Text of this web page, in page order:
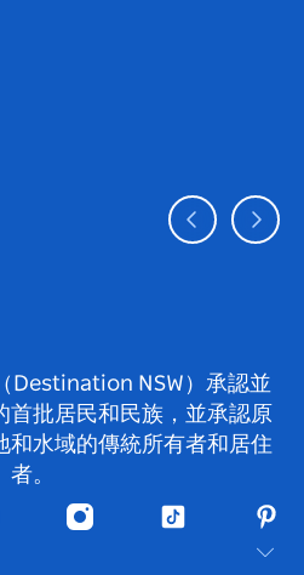
Destination NSW）承認並
首批居民和民族，並承認原
和水域的傳統所有者和居住
者。
Instagram抖